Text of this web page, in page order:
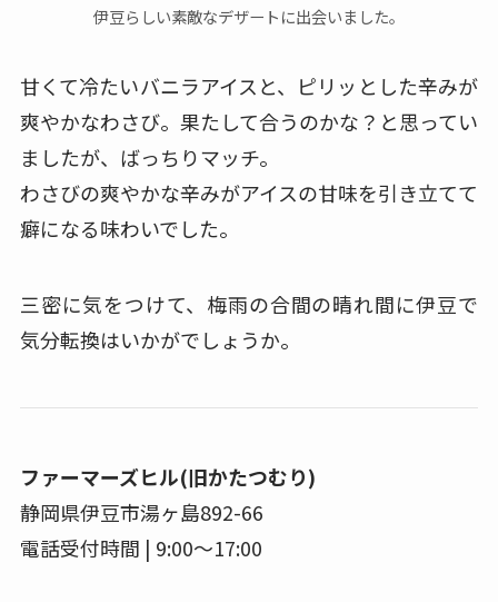
伊豆らしい素敵なデザートに出会いました。
甘くて冷たいバニラアイスと、ピリッとした辛みが
爽やかなわさび。 果たして合うのかな？と思ってい
ましたが、ばっちりマッチ。
わさびの爽やかな辛みがアイスの甘味を引き立てて
癖になる味わいでした。
三密に気をつけて、梅雨の合間の晴れ間に伊豆で
気分転換はいかがでしょうか。
ファーマーズヒル(旧かたつむり)
静岡県伊豆市湯ヶ島892-66
電話受付時間 | 9:00～17:00